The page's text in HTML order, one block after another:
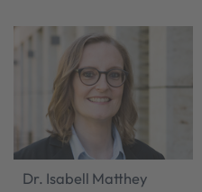
Dr. Isabell Matthey